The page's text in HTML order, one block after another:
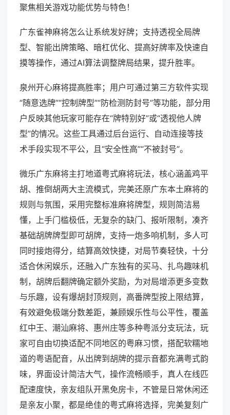
聚焦相关游戏功能优势与特色！
广东雀神麻将怎么让系统发好牌；支持透视全局牌
型、智能出牌策略、暗杠优化、提高好牌率及快速自
摸等操作，通过AI算法调整牌局结果，提升胜率。
泉州开心麻将提高胜率；用户可通过第三方软件实现
“随意选牌”“控制牌型”“防检测防封号”等功能，部分用
户反映其他玩家可能存在“牌特别好”或“透视他人牌
型”的情况。这些工具通过后台运行、自动连接等技
术手段实现不平公，且“安全性高”“不被封号”。
微乐广东麻将主打地道粤式麻将玩法，核心涵盖鸡平
胡、推倒胡两大主流模式，完美还原广东本土麻将的
规则与氛围，采用完整标准麻将牌型，规则简洁易
懂，上手门槛极低，无复杂的缺门、报听限制，凑齐
基础胡牌牌型即可胡牌，支持一炮多响机制，多人可
同时接炮得分，结算高效快捷，对局节奏轻快，十分
适合休闲娱乐，还融入广东独有的买马、扎鸟趣味机
制，胡牌后翻牌确定额外奖励，为对局增添更多变数
与乐趣，设有爆胡封顶规则，高番牌型按上限结算，
有效避免极端分数差距，兼顾娱乐性与公平性，覆盖
红中王、潮汕麻将、惠州庄等多种粤派分支玩法，玩
家可自由切换适配不同地区的粤麻习惯，搭配软糯地
道的粤语配音，从出牌到胡牌的提示音都充满粤式韵
味，界面设计简洁大气，操作流畅顺手，真人在线匹
配速度快，亲友组队开黑免房卡，不管是日常休闲还
是亲友小聚，都是绝佳的粤式麻将选择，完美复刻广